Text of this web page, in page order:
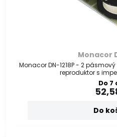
Monacor
Monacor DN-1218P - 2
reproduktor s
Do 7
Do